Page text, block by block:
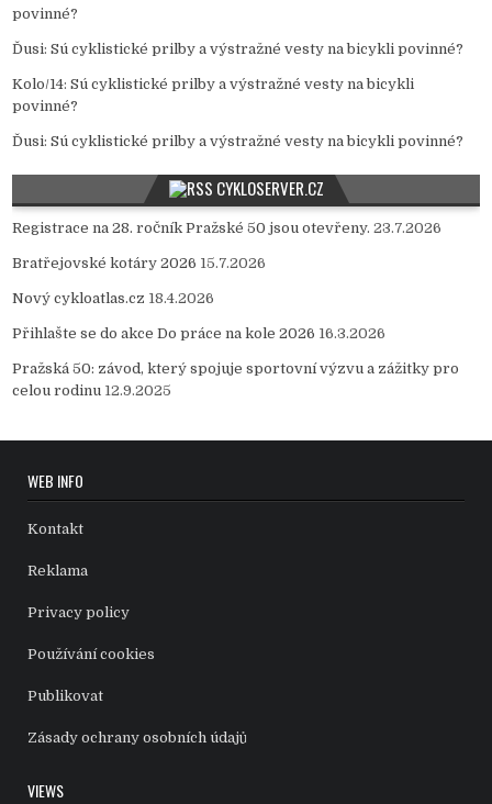
povinné?
Ďusi:Sú cyklistické prilby a výstražné vesty na bicykli povinné?
Kolo/14:Sú cyklistické prilby a výstražné vesty na bicykli
povinné?
Ďusi:Sú cyklistické prilby a výstražné vesty na bicykli povinné?
CYKLOSERVER.CZ
Registrace na 28. ročník Pražské 50 jsou otevřeny. 23.7.2026
Bratřejovské kotáry 2026 15.7.2026
Nový cykloatlas.cz 18.4.2026
Přihlašte se do akce Do práce na kole 2026 16.3.2026
Pražská 50: závod, který spojuje sportovní výzvu a zážitky pro
celou rodinu 12.9.2025
WEB INFO
Kontakt
Reklama
Privacy policy
Používání cookies
Publikovat
Zásady ochrany osobních údajů
VIEWS